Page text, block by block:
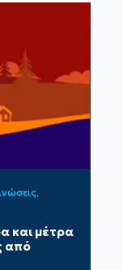
και μέτρα
από